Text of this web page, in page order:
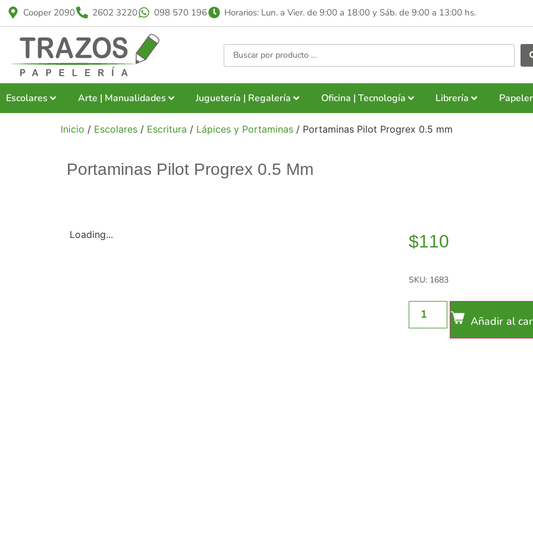
Cooper 2090 2602 3220 098 570 196 Horarios: Lun. a Vier. de 9:00 a 18:00 y Sáb. de 9:00 a 13:00 hs.
Escolares Arte | Manualidades Juguetería | Regalería Oficina | Tecnología Librería
Inicio / Escolares / Escritura / Lápices y Portaminas / Portaminas Pilot Progrex 0.5 mm
Portaminas Pilot Progrex 0.5 Mm
Loading... $110
SKU: 1683
Añadir al